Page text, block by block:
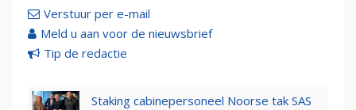
Verstuur per e-mail
Meld u aan voor de nieuwsbrief
Tip de redactie
Staking cabinepersoneel Noorse tak SAS